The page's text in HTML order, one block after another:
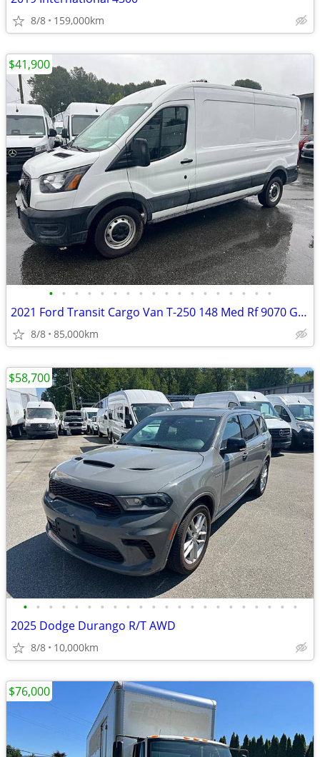
8/8 159,000km
• • • • • • • • • • • • • • • • • •
2021 Ford Transit Cargo Van T-250 148 Med Rf 9070 GVWR RWD
8/8 85,000km
$41,900
• • • • • • • • • • • • • • • • • • • • • •
2025 Dodge Durango R/T AWD
8/8 10,000km
$58,700
$76,000